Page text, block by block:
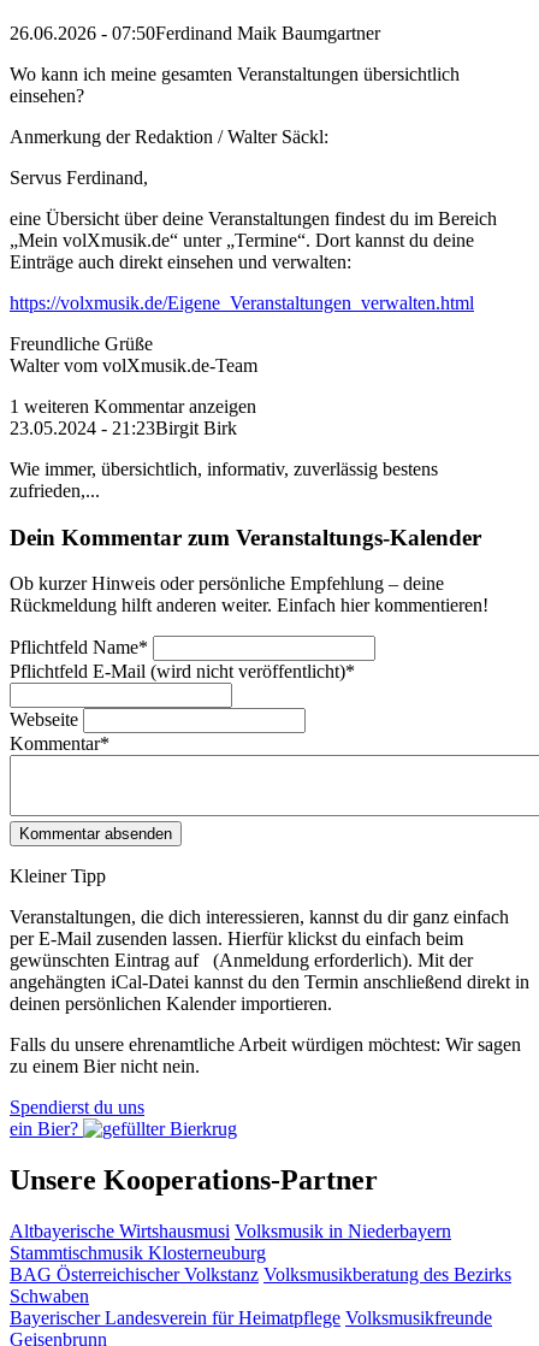
26.06.2026 - 07:50Ferdinand Maik Baumgartner
Wo kann ich meine gesamten Veranstaltungen übersichtlich
einsehen?
Anmerkung der Redaktion /Walter Säckl:
Servus Ferdinand,
eine Übersicht über deine Veranstaltungen findest du im Bereich
„Mein volXmusik.de“ unter „Termine“. Dort kannst du deine
Einträge auch direkt einsehen und verwalten:
https://volxmusik.de/Eigene_Veranstaltungen_verwalten.html
Freundliche Grüße
Walter vom volXmusik.de-Team
1 weiteren Kommentar anzeigen
23.05.2024 - 21:23Birgit Birk
Wie immer, übersichtlich, informativ, zuverlässig bestens
zufrieden,...
Dein Kommentar zum Veranstaltungs-Kalender
Ob kurzer Hinweis oder persönliche Empfehlung – deine
Rückmeldung hilft anderen weiter. Einfach hier kommentieren!
Pflichtfeld Name*
Pflichtfeld E-Mail (wird nicht veröffentlicht)*
Webseite
Kommentar*
Kleiner Tipp
Veranstaltungen, die dich interessieren, kannst du dir ganz einfach
per E‑Mail zusenden lassen. Hierfür klickst du einfach beim
gewünschten Eintrag auf
(Anmeldung erforderlich). Mit der
angehängten iCal-Datei kannst du den Termin anschließend direkt in
deinen persönlichen Kalender importieren.
Falls du unsere ehrenamtliche Arbeit würdigen möchtest: Wir sagen
zu einem Bier nicht nein.
Spendierst du uns
ein Bier?
Unsere Kooperations-Partner
Altbayerische Wirtshausmusi Volksmusik in Niederbayern
Stammtischmusik Klosterneuburg
BAG Österreichischer Volkstanz Volksmusikberatung des Bezirks
Schwaben
Bayerischer Landesverein für Heimatpflege Volksmusikfreunde
Geisenbrunn